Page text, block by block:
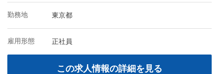
勤務地 東京都
雇用形態 正社員
この求人情報の詳細を見る